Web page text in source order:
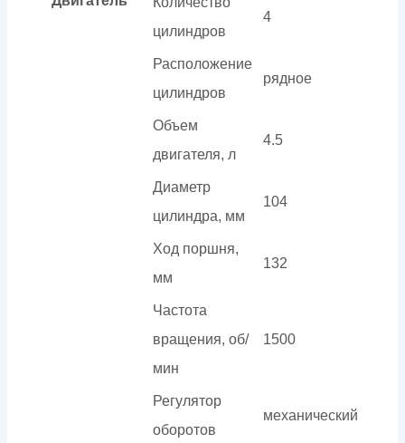
цилиндров
4
Расположение
цилиндров
рядное
Объем
двигателя, л
4.5
Диаметр
цилиндра, мм
104
Ход поршня,
мм
132
Частота
вращения, об/
мин
1500
Регулятор
оборотов
механический